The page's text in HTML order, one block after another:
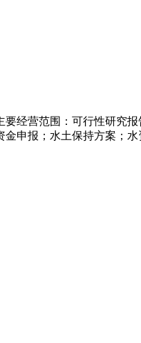
经营范围：可行性研究
申报；水土保持方案；水